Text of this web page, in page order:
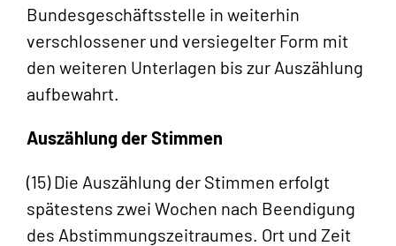
Bundesgeschäftsstelle in weiterhin
verschlossener und versiegelter Form mit
den weiteren Unterlagen bis zur Auszählung
aufbewahrt.
Auszählung der Stimmen
(15) Die Auszählung der Stimmen erfolgt
spätestens zwei Wochen nach Beendigung
des Abstimmungszeitraumes. Ort und Zeit